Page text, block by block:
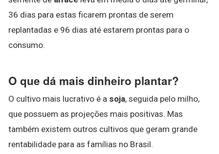
36 dias para estas ficarem prontas de serem
replantadas e 96 dias até estarem prontas para o
consumo.
O que dá mais dinheiro plantar?
O cultivo mais lucrativo é a soja, seguida pelo milho,
que possuem as projeções mais positivas. Mas
também existem outros cultivos que geram grande
rentabilidade para as famílias no Brasil.